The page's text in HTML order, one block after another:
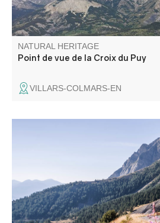
NATURAL HERITAGE
Point de vue de la Croix du Puy
VILLARS-COLMARS-EN
Col de montagne routier situé à 2
Alpes de Haute Provence et Alpes
de la zone coeur du Parc national
une vue panoramique d'exception.
des marmottes.